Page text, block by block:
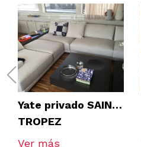
Yate privado SAINT
TROPEZ
Ver más